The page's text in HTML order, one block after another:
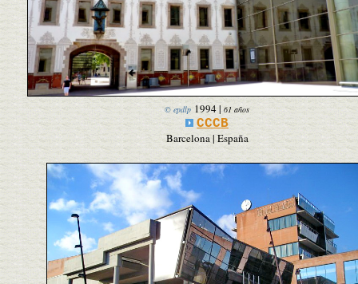
© epdlp 1994| 61 años
CCCB
Barcelona | España